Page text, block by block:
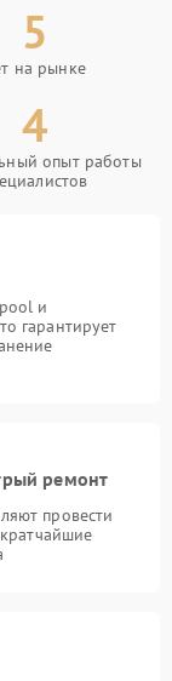
5
на рынке
4
опыт работы
и
гарантирует
ремонт
провести